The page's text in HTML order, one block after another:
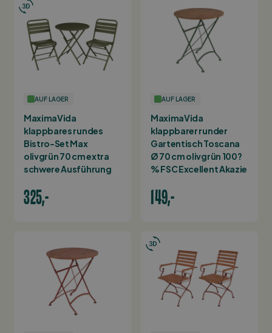
AUF LAGER
MaximaVida
klappbares rundes
Bistro-Set Max
olivgrün 70 cm extra
schwere Ausführung
325,-
AUF LAGER
MaximaVida
klappbarer runder
Gartentisch Toscana
Ø 70 cm olivgrün 100?
% FSC Excellent Akazie
149,-